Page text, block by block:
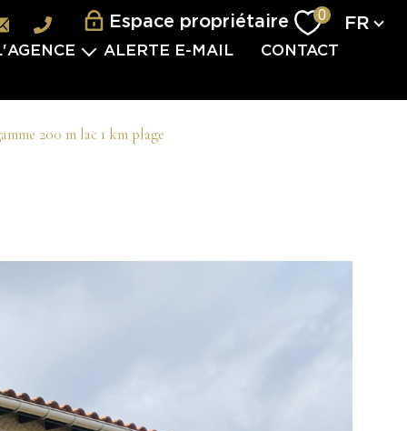
Espace propriétaire 0 FR
SERVICES
ALERTE E-MAIL CONTACT
200 m lac 1 km plage